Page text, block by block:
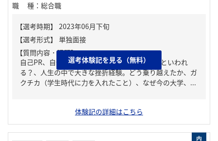
職種 ： 総合職
【質問内容・課題】
自己PR、自分の強み/弱み、周りからどんな人といわれ
る？、人生の中で大きな挫折経験。どう乗り越えたか、ガ
クチカ（学生時代に力を入れたこと）、なぜ今の大学、...
選考体験記を見る（無料）
体験記の詳細はこちら